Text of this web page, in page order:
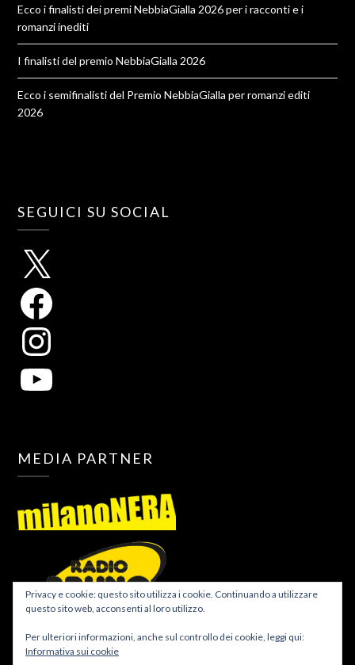
Ecco i finalisti dei premi NebbiaGialla 2026 per i racconti e i
romanzi inediti
I finalisti del premio NebbiaGialla 2026
Ecco i semifinalisti del Premio NebbiaGialla per romanzi editi
2026
SEGUICI SU SOCIAL
MEDIA PARTNER
Privacy e cookie: questo sito utilizza i cookie. Continuando a utilizzare
questo sito web, acconsenti al loro utilizzo.
Per ulteriori informazioni, anche sul controllo dei cookie, leggi qui:
Informativa sui cookie